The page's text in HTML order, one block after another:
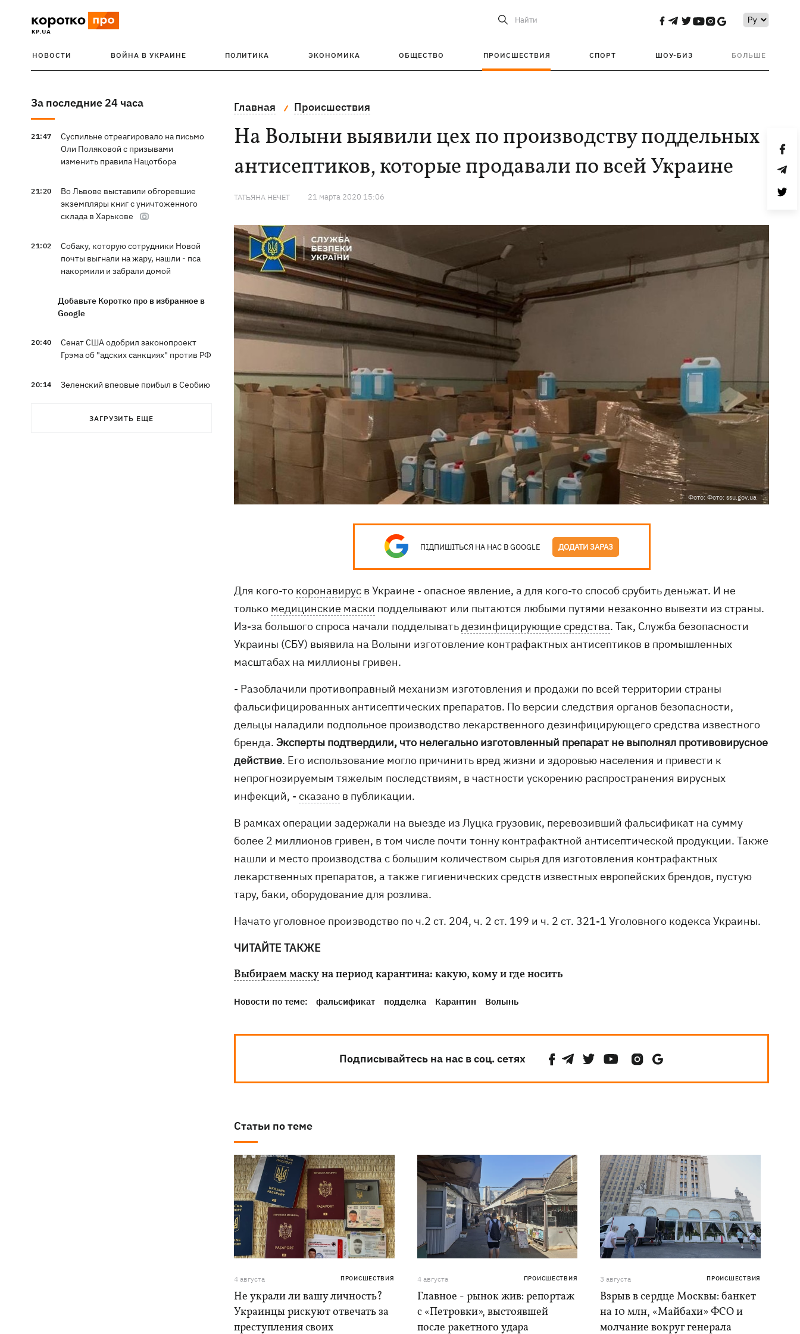
Найти
НОВОСТИ ВОЙНА В УКРАИНЕ ПОЛИТИКА ЭКОНОМИКА ОБЩЕСТВО ПРОИСШЕСТВИЯ СПОРТ ШОУ-БИЗ БОЛЬШЕ
За последние 24 часа
21:47
Суспильне отреагировало на письмо
Оли Поляковой с призывами
изменить правила Нацотбора
21:20
Во Львове выставили обгоревшие
экземпляры книг с уничтоженного
склада в Харькове
21:02
Собаку, которую сотрудники Новой
почты выгнали на жару, нашли - пса
накормили и забрали домой
Добавьте Коротко про в избранное в
Google
20:40
Сенат США одобрил законопроект
Грэма об "адских санкциях" против РФ
20:14
Зеленский впервые прибыл в Сербию
ЗАГРУЗИТЬ ЕЩЕ
Главная Происшествия
На Волыни выявили цех по производству поддельных
антисептиков, которые продавали по всей Украине
ТАТЬЯНА НЕЧЕТ 21 марта 2020 15:06
Фото: Фото: ssu.gov.ua
ПІДПИШІТЬСЯ НА НАС В GOOGLE ДОДАТИ ЗАРАЗ
Для кого-то коронавирус в Украине - опасное явление, а для кого-то способ срубить деньжат. И не
только медицинские маски подделывают или пытаются любыми путями незаконно вывезти из страны.
Из-за большого спроса начали подделыватьдезинфицирующие средства. Так, Служба безопасности
Украины (СБУ) выявила на Волыни изготовление контрафактных антисептиков в промышленных
масштабах на миллионы гривен.
- Разоблачили противоправный механизм изготовления и продажи по всей территории страны
фальсифицированных антисептических препаратов. По версии следствия органов безопасности,
дельцы наладили подпольное производство лекарственного дезинфицирующего средства известного
бренда. Эксперты подтвердили, что нелегально изготовленный препарат не выполнял противовирусное
действие. Его использование могло причинить вред жизни и здоровью населения и привести к
непрогнозируемым тяжелым последствиям, в частности ускорению распространения вирусных
инфекций, - сказано в публикации.
В рамках операции задержали на выезде из Луцка грузовик, перевозивший фальсификат на сумму
более 2 миллионов гривен, в том числе почти тонну контрафактной антисептической продукции. Также
нашли и место производства с большим количеством сырья для изготовления контрафактных
лекарственных препаратов, а также гигиенических средств известных европейских брендов, пустую
тару, баки, оборудование для розлива.
Начато уголовное производство по ч.2 ст. 204, ч. 2 ст. 199 и ч. 2 ст. 321-1 Уголовного кодекса Украины.
ЧИТАЙТЕ ТАКЖЕ
Выбираем маску на период карантина: какую, кому и где носить
Новости по теме: фальсификат подделка Карантин Волынь
Подписывайтесь на нас в соц. сетях
Статьи по теме
4 августа ПРОИСШЕСТВИЯ
Не украли ли вашу личность?
Украинцы рискуют отвечать за
преступления своих
4 августа ПРОИСШЕСТВИЯ
Главное - рынок жив: репортаж
с «Петровки», выстоявшей
после ракетного удара
3 августа ПРОИСШЕСТВИЯ
Взрыв в сердце Москвы: банкет
на 10 млн, «Майбахи» ФСО и
молчание вокруг генерала